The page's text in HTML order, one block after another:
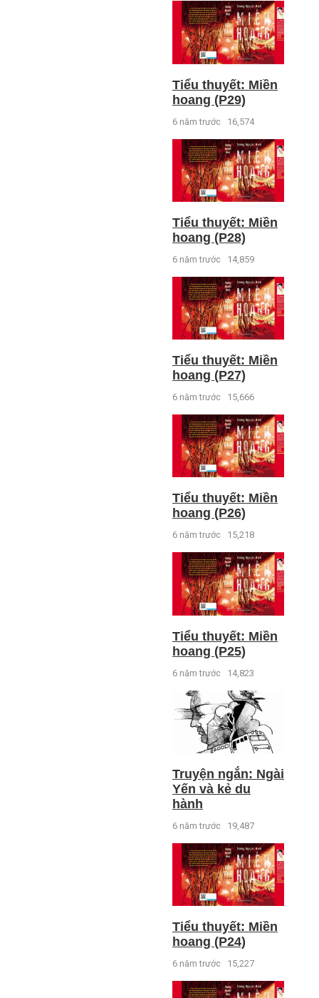
Tiểu thuyết: Miền
hoang (P29)
6 năm trước 16,574
Tiểu thuyết: Miền
hoang (P28)
6 năm trước 14,859
Tiểu thuyết: Miền
hoang (P27)
6 năm trước 15,666
Tiểu thuyết: Miền
hoang (P26)
6 năm trước 15,218
Tiểu thuyết: Miền
hoang (P25)
6 năm trước 14,823
Truyện ngắn: Ngài
Yến và kẻ du
hành
6 năm trước 19,487
Tiểu thuyết: Miền
hoang (P24)
6 năm trước 15,227